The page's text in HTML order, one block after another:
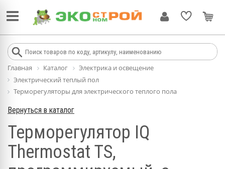
Главная Каталог
Электрика и освещение
Электрический теплый пол
Терморегуляторы для электрического теплого пола
Вернуться в каталог
Терморегулятор IQ
Thermostat TS,